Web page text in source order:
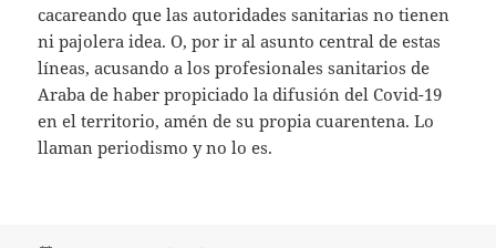
cacareando que las autoridades sanitarias no tienen
ni pajolera idea. O, por ir al asunto central de estas
líneas, acusando a los profesionales sanitarios de
Araba de haber propiciado la difusión del Covid-19
en el territorio, amén de su propia cuarentena. Lo
llaman periodismo y no lo es.